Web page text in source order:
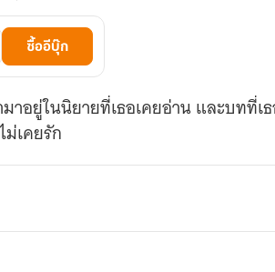
ซื้ออีบุ๊ก
อยู่ในนิยายที่เธอเคยอ่าน และบทที่เ
เคยรัก